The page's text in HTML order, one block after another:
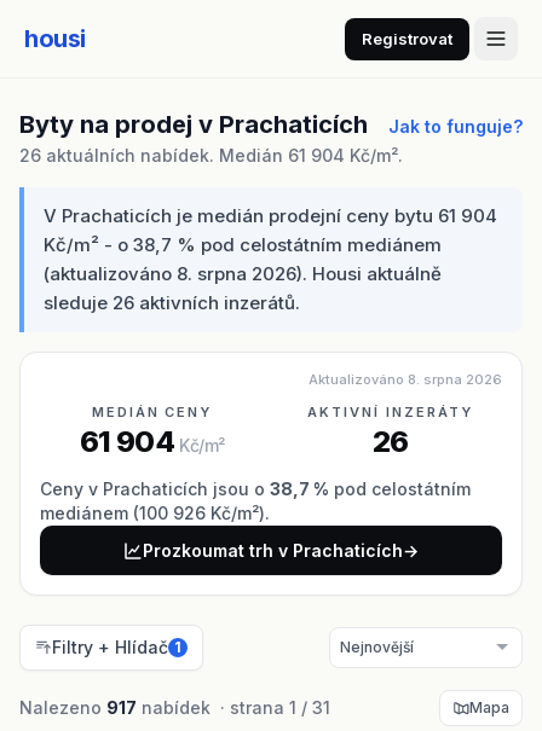
housi Registrovat
Byty na prodej v Prachaticích
Jak to funguje?
26 aktuálních nabídek. Medián 61 904 Kč/m².
V Prachaticích je medián prodejní ceny bytu 61 904
Kč/m² - o 38,7 % pod celostátním mediánem
(aktualizováno 8. srpna 2026). Housi aktuálně
sleduje 26 aktivních inzerátů.
Aktualizováno 8. srpna 2026
MEDIÁN CENY
61 904 Kč/m²
AKTIVNÍ INZERÁTY
26
Ceny v Prachaticích jsou o 38,7 % pod celostátním
mediánem (100 926 Kč/m²).
Prozkoumat trh v Prachaticích→
Filtry + Hlídač 1
Nalezeno 917 nabídek · strana 1 / 31 Mapa